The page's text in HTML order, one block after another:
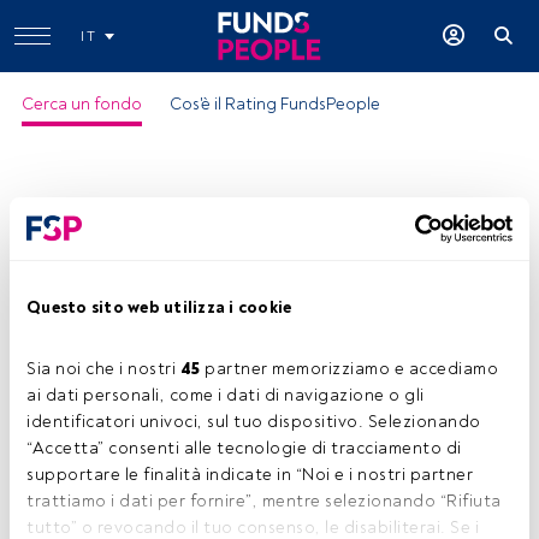
Questo sito web utilizza i cookie
Sia noi che i nostri 45 partner memorizziamo e accediamo
ai dati personali, come i dati di navigazione o gli
identificatori univoci, sul tuo dispositivo. Selezionando
“Accetta” consenti alle tecnologie di tracciamento di
supportare le finalità indicate in “Noi e i nostri partner
trattiamo i dati per fornire”, mentre selezionando “Rifiuta
tutto” o revocando il tuo consenso, le disabiliterai. Se i
IT
Cerca un fondo Cos'è il Rating FundsPeople
ISIN:IT0001496139
Categoria Morningstar: Eurozone Large-Cap Equity
Società: Eurizon
Condividi: